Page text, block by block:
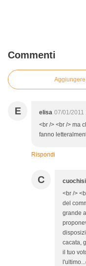
Commenti
E elisa 07/01/2011
<br /> <br /> ma
fanno
Rispondi
C
<br />
del
grande
cacata,
il tuo